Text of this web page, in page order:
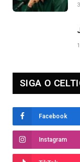
SIGA O
Facebook
Instagram